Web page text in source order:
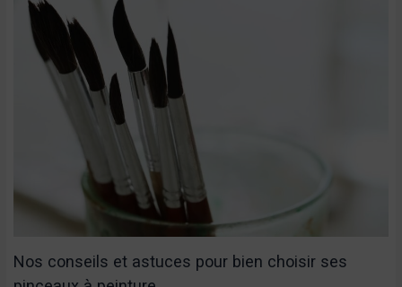
Nos conseils et astuces pour bien choisir ses